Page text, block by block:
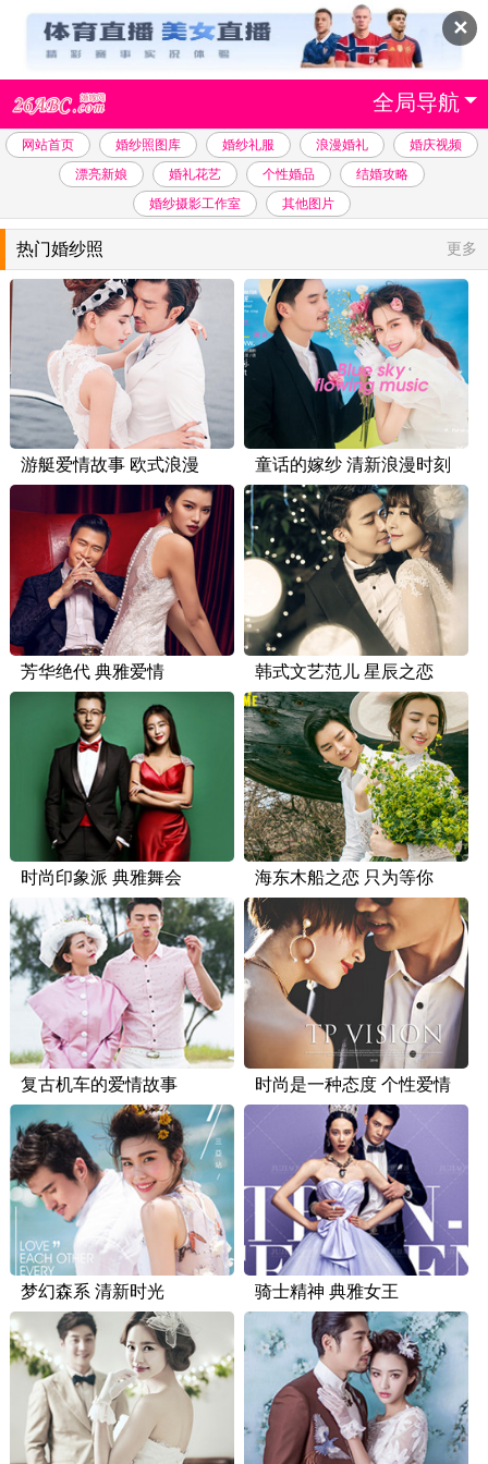
✕
全局导航
网站首页 婚纱照图库 婚纱礼服 浪漫婚礼
婚庆视频
漂亮新娘
婚礼花艺 个性婚品
结婚攻略
婚纱摄影工作室
其他图片
更多
热门婚纱照
游艇爱情故事 欧式浪漫 童话的嫁纱 清新浪漫时刻
芳华绝代 典雅爱情 韩式文艺范儿 星辰之恋
时尚印象派 典雅舞会 海东木船之恋 只为等你
复古机车的爱情故事 时尚是一种态度 个性爱情
梦幻森系 清新时光 骑士精神 典雅女王